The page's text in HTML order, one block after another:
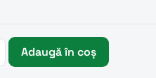
Adaugă în coș